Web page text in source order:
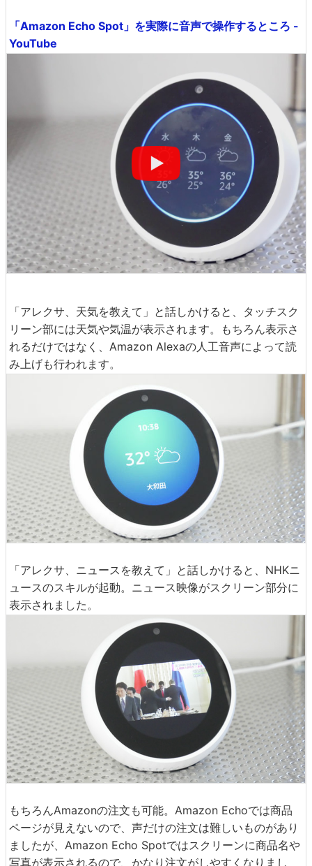
「Amazon Echo Spot」を実際に音声で操作するところ -
YouTube
「アレクサ、天気を教えて」と話しかけると、タッチスク
リーン部には天気や気温が表示されます。もちろん表示さ
れるだけではなく、Amazon Alexaの人工音声によって読
み上げも行われます。
「アレクサ、ニュースを教えて」と話しかけると、NHKニ
ュースのスキルが起動。ニュース映像がスクリーン部分に
表示されました。
もちろんAmazonの注文も可能。Amazon Echoでは商品
ページが見えないので、声だけの注文は難しいものがあり
ましたが、Amazon Echo Spotではスクリーンに商品名や
写真が表示されるので、かなり注文がしやすくなりまし